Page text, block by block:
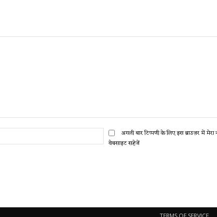
ईमेल:*अगली बार टिप्पणी के लिए इस ब्राउज़र में
वेबसाइट सहेजें